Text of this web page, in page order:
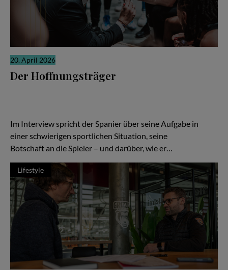
20. April 2026
Der Hoffnungsträger
Im Interview spricht der Spanier über seine Aufgabe in
einer schwierigen sportlichen Situation, seine
Botschaft an die Spieler – und darüber, wie er…
Lifestyle